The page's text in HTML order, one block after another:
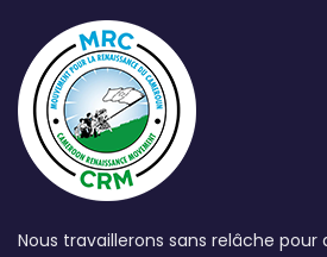
Nous travaillerons sans relâche